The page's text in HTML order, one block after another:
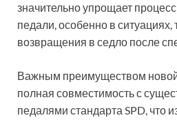
значительно упрощает
педали, особенно в
возвращения в седло после
Важным преимуществом
полная совместимость с
педалями стандарта SPD, что